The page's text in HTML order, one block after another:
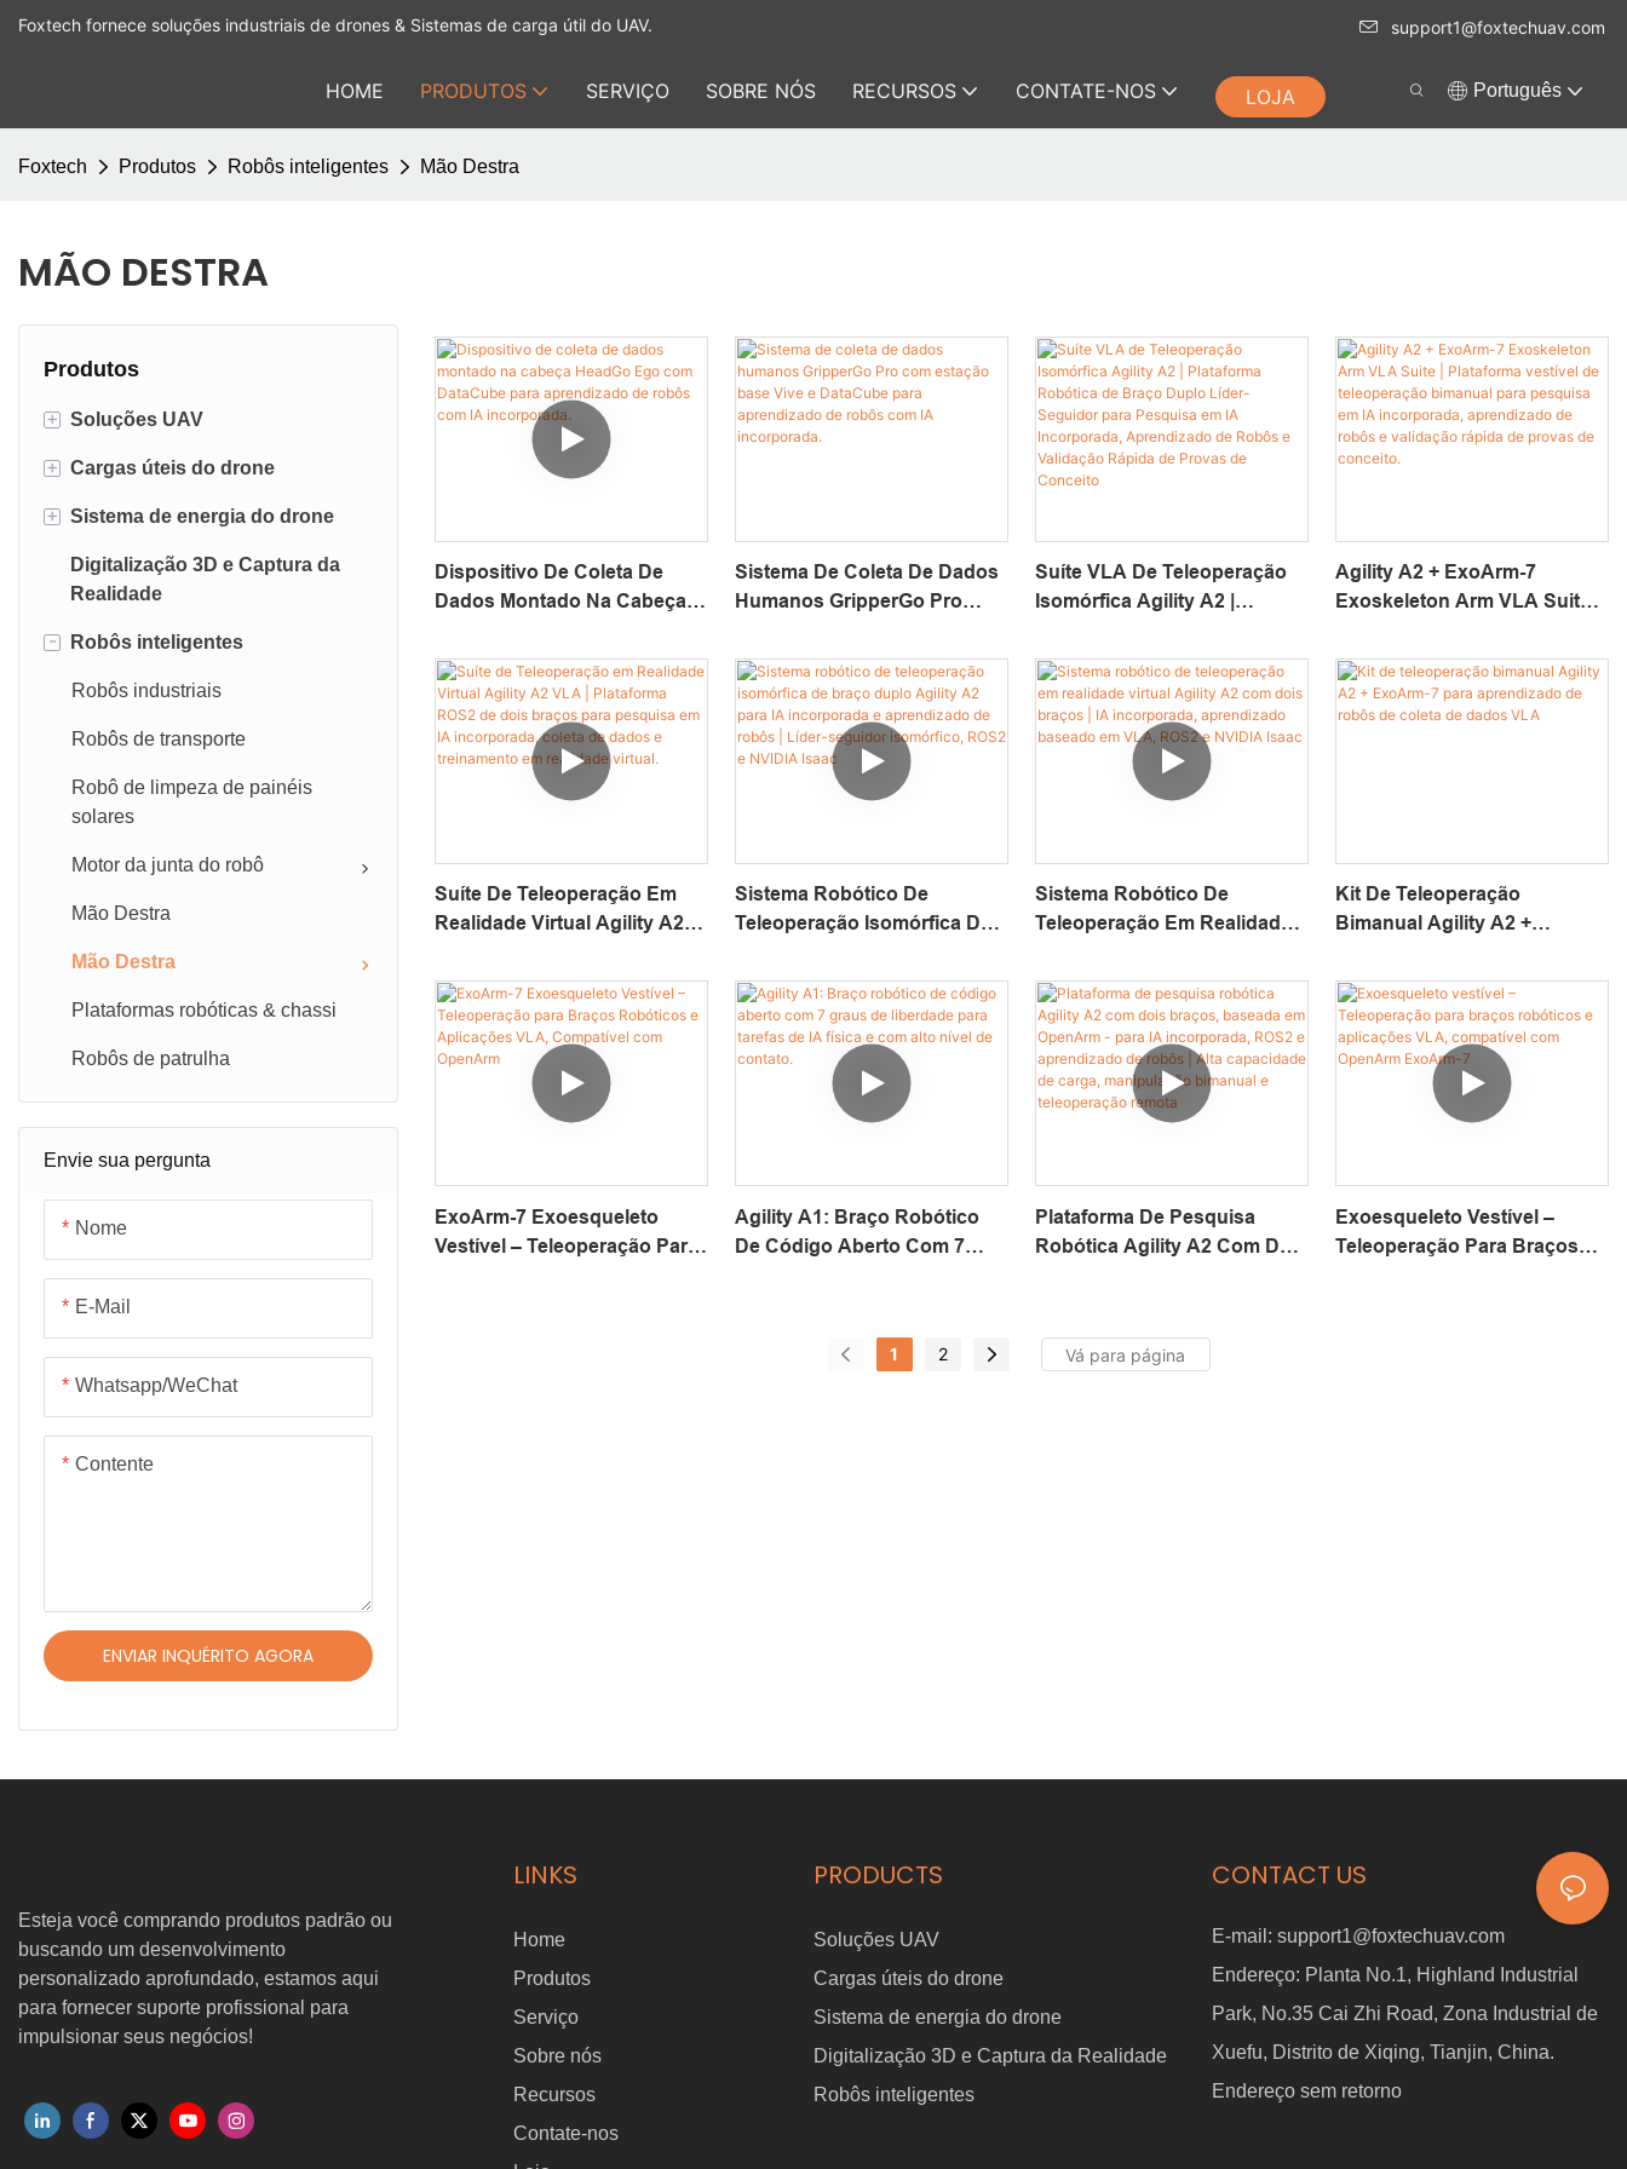
Foxtech fornece soluções industriais de drones & Sistemas de carga útil do UAV. support1@foxtechuav.com
HOME PRODUTOS SERVIÇO SOBRE NÓS RECURSOS CONTATE-NOS LOJA Português
Foxtech Produtos Robôs inteligentes Mão Destra
MÃO DESTRA
Produtos
+ Soluções UAV
UAV industrial
Acessório
+ Cargas úteis do drone
Cargas úteis de DJI
Sistema de limpeza de drones
transmissores
+ Sistema de energia do drone
Baterias UAV
amarrada
Digitalização 3D e Captura da
Realidade
- Robôs inteligentes
Robôs industriais
Robôs de transporte
Robô de limpeza de painéis
solares
Motor da junta do robô
Mão Destra
Mão Destra
Plataformas robóticas & chassi
Robôs de patrulha
Envie sua pergunta
Nome
E-Mail
Whatsapp/WeChat
Contente
ENVIAR INQUÉRITO AGORA
Dispositivo De Coleta De
Dados Montado Na Cabeça
Para Aprendizado De Robôs
Com IA Incorporada.
Sistema De Coleta De Dados
Humanos GripperGo Pro
DataCube Para Aprendizado
De Robôs Com IA
Incorporada.
Suíte VLA De Teleoperação
Isomórfica Agility A2 |
Braço Duplo Líder-Seguidor
Para Pesquisa Em IA
Incorporada, Aprendizado De
Robôs E Validação Rápida
De Provas De Conceito
Agility A2 + ExoArm-7
Exoskeleton Arm VLA Suite |
Teleoperação Bimanual Para
Pesquisa Em IA Incorporada,
Aprendizado De Robôs E
Suíte De Teleoperação Em
Realidade Virtual Agility A2
Dois Braços Para Pesquisa
Em IA Incorporada, Coleta De
Dados E Treinamento Em
Realidade Virtual.
Sistema Robótico De
Teleoperação Isomórfica De
IA Incorporada E
Aprendizado De Robôs |
Líder-Seguidor Isomórfico,
ROS2 E NVIDIA Isaac
Sistema Robótico De
Teleoperação Em Realidade
Braços | IA Incorporada,
Aprendizado Baseado Em
VLA, ROS2 E NVIDIA Isaac
Kit De Teleoperação
Bimanual Agility A2 +
De Robôs De Coleta De
Dados VLA
ExoArm-7 Exoesqueleto
Vestível – Teleoperação Para
Agility A1: Braço Robótico
De Código Aberto Com 7
Alto Nível De Contato.
Plataforma De Pesquisa
Robótica Agility A2 Com Dois
Incorporada, ROS2 E
Aprendizado De Robôs | Alta
Exoesqueleto Vestível –
Teleoperação Para Braços
1
2
Esteja você comprando produtos padrão ou
buscando um desenvolvimento
personalizado aprofundado, estamos aqui
para fornecer suporte profissional para
impulsionar seus negócios!
LINKS
Home
Produtos
Serviço
Sobre nós
Recursos
Contate-nos
PRODUCTS
Soluções UAV
Cargas úteis do drone
Sistema de energia do drone
Digitalização 3D e Captura da Realidade
Robôs inteligentes
CONTACT US
E-mail: support1@foxtechuav.com
Endereço: Planta No.1, Highland Industrial
Park, No.35 Cai Zhi Road, Zona Industrial de
Xuefu, Distrito de Xiqing, Tianjin, China.
Endereço sem retorno